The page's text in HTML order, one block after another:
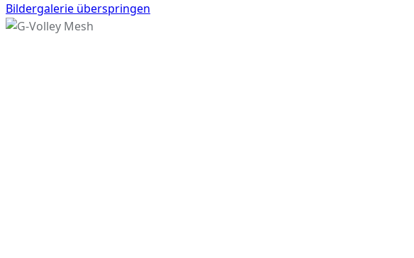
Bildergalerie überspringen